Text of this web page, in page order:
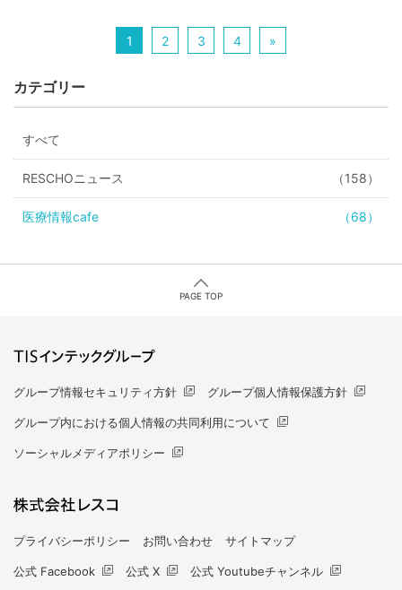
1 2 3 4 »
カテゴリー
すべて
RESCHOニュース （158）
医療情報cafe （68）
PAGE TOP
グループ情報セキュリティ方針 グループ個人情報保護方針
グループ内における個人情報の共同利用について
ソーシャルメディアポリシー
プライバシーポリシー お問い合わせ サイトマップ
公式 Facebook 公式 X 公式 Youtubeチャンネル